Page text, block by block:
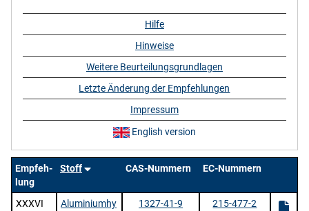
Empfeh-
lung
Stoff CAS-Nummern EC-Nummern
XXXVI
Aluminiumhy
1327-41-9 215-477-2
Hilfe
Hinweise
Weitere Beurteilungsgrundlagen
Letzte Änderung der Empfehlungen
Impressum
English version